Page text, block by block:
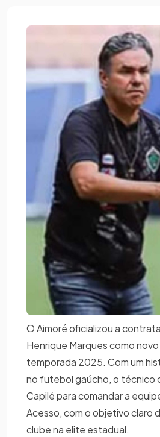
O Aimoré oficializou a
Henrique Marques como
temporada 2025. Com um
no futebol gaúcho, o técnico
Capilé para comandar a
Acesso, com o objetivo claro
clube na elite estadual.